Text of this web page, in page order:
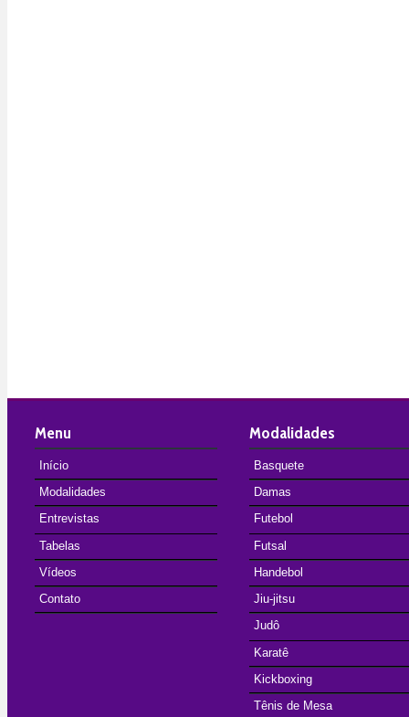
Menu
Início
Modalidades
Entrevistas
Tabelas
Vídeos
Contato
Modalidades
Basquete
Damas
Futebol
Futsal
Handebol
Jiu-jitsu
Judô
Karatê
Kickboxing
Tênis de Mesa